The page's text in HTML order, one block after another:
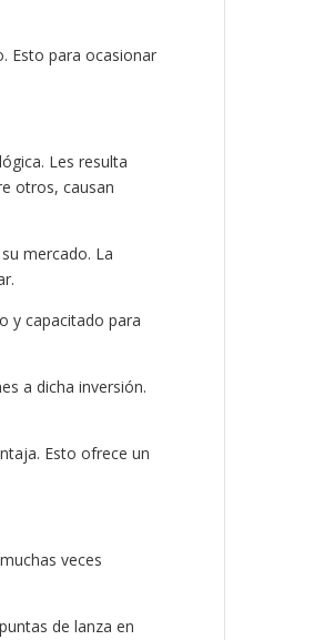
Esto para ocasionar
Les resulta
otros, causan
mercado. La
y capacitado para
a dicha inversión.
Esto ofrece un
veces
de lanza en